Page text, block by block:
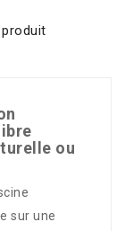
ou
sur une